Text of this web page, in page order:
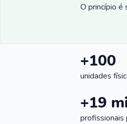
O princípio é
+100
unidades
+19
profissionais